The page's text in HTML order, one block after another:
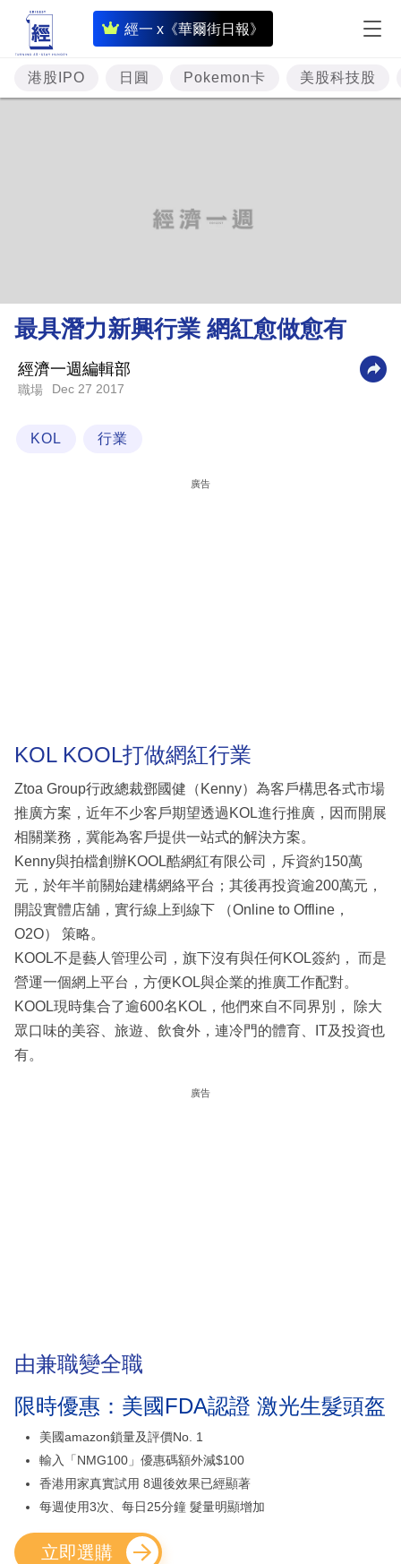
經一 x《華爾街日報》
即
時
財
經
理
財
商
業
技
閱
專
區
港股IPO 日圓 Pokemon卡 美股科技股
最具潛力新興行業 網紅愈做愈有
經濟一週編輯部
職場 Dec 27 2017
KOL 行業
廣告
KOL KOOL打做網紅行業
Ztoa Group行政總裁鄧國健（Kenny）為客戶構思各式市場
推廣方案，近年不少客戶期望透過KOL進行推廣，因而開展
相關業務，冀能為客戶提供一站式的解決方案。
Kenny與拍檔創辦KOOL酷網紅有限公司，斥資約150萬
元，於年半前關始建構網絡平台；其後再投資逾200萬元，
開設實體店舖，實行線上到線下 （Online to Offline，
O2O） 策略。
KOOL不是藝人管理公司，旗下沒有與任何KOL簽約， 而是
營運一個網上平台，方便KOL與企業的推廣工作配對。
KOOL現時集合了逾600名KOL，他們來自不同界別， 除大
眾口味的美容、旅遊、飲食外，連冷門的體育、IT及投資也
有。
廣告
由兼職變全職
限時優惠：美國FDA認證 激光生髮頭盔
美國amazon鎖量及評價No. 1
輸入「NMG100」優惠碼額外減$100
香港用家真實試用 8週後效果已經顯著
每週使用3次、每日25分鐘 髮量明顯增加
立即選購